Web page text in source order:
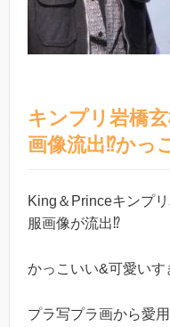
キンプリ岩橋
画像流出⁉︎かっ
King＆Princeキンプ
服画像が流出⁉︎
かっこいい&可愛いす
プラ写プラ画から愛